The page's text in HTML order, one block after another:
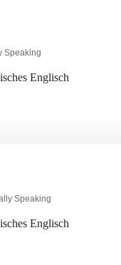
Speaking
Englisch
Speaking
Englisch